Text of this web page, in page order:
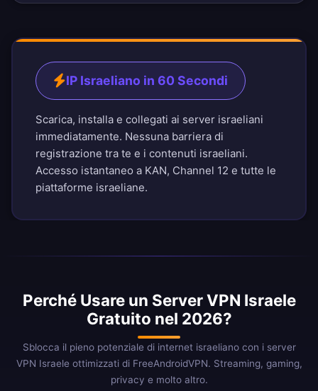
IP Israeliano in 60 Secondi
Scarica, installa e collegati ai server israeliani
immediatamente. Nessuna barriera di
registrazione tra te e i contenuti israeliani.
Accesso istantaneo a KAN, Channel 12 e tutte le
piattaforme israeliane.
Perché Usare un Server VPN Israele
Gratuito nel 2026?
Sblocca il pieno potenziale di internet israeliano con i server
VPN Israele ottimizzati di FreeAndroidVPN. Streaming, gaming,
privacy e molto altro.